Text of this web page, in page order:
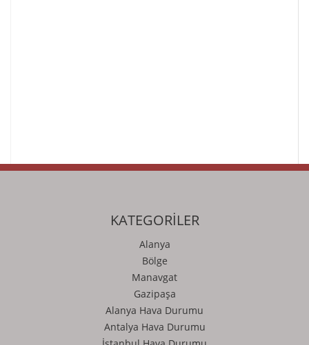
KATEGORİLER
Alanya
Bölge
Manavgat
Gazipaşa
Alanya Hava Durumu
Antalya Hava Durumu